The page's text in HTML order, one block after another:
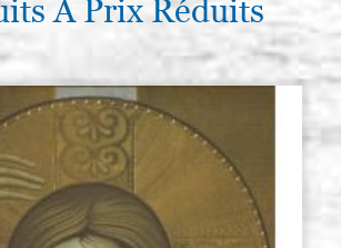
À Prix Réduits